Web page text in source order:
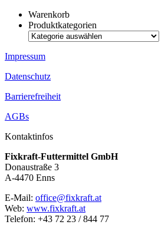
Warenkorb
Produktkategorien
Impressum
Datenschutz
Barrierefreiheit
AGBs
Kontaktinfos
Fixkraft-Futtermittel GmbH
Donaustraße 3
A-4470 Enns
E-Mail: office@fixkraft.at
Web: www.fixkraft.at
Telefon: +43 72 23 / 844 77